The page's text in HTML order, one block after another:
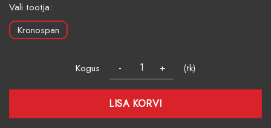
Vali tootja:
Kronospan
Kogus (tk)
LISA KORVI